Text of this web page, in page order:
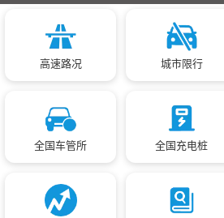
高速路况 城市限行
全国车管所 全国充电桩